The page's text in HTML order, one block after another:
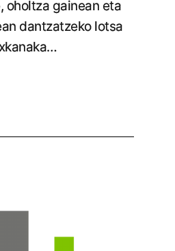
oholtza gainean eta
dantzatzeko lotsa